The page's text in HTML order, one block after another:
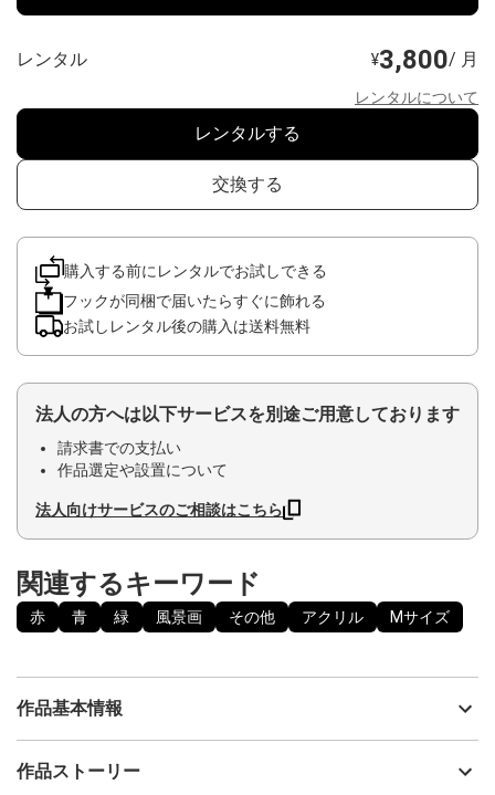
レンタル ¥3,800/ 月
レンタルについて
レンタルする
交換する
購入する前にレンタルでお試しできる
フックが同梱で届いたらすぐに飾れる
お試しレンタル後の購入は送料無料
法人の方へは以下サービスを別途ご用意しております
請求書での支払い
作品選定や設置について
法人向けサービスのご相談はこちら
関連するキーワード
赤 青 緑 風景画 その他 アクリル Mサイズ
作品基本情報
出品者
作品ストーリー